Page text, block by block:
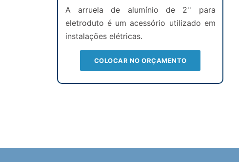
A arruela de alumínio de 2'' para
eletroduto é um acessório utilizado em
instalações elétricas.
COLOCAR NO ORÇAMENTO